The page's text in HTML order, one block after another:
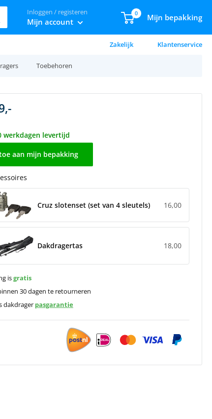
Inloggen / registeren
Mijn account
0 Mijn bepakking
Zakelijk Klantenservice
Toebehoren
werkdagen levertijd
aan mijn bepakking
Cruz slotenset (set van 4 sleutels) 16,00
Dakdragertas 18,00
isgratis
30 dagen te retourneren
dakdrager pasgarantie